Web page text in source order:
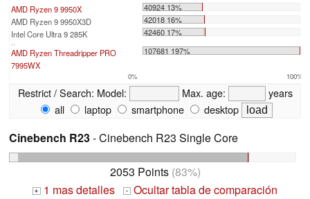
AMD Ryzen 9 9950X
40924 13%
AMD Ryzen 9 9950X3D
42018 16%
Intel Core Ultra 9 285K
42460 17%
...
AMD Ryzen Threadripper PRO
7995WX
107681 197%
0% 100%
Restrict / Search: Model: Max. age:
years
all
laptop smartphone desktop
Cinebench R23- Cinebench R23 Single Core
2053 Points(83%)
+ 1 mas detalles - Ocultar tabla de comparación